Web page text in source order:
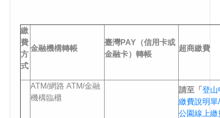
繳
費
方
式
金融機構轉帳
臺灣PAY（信用卡或
金融卡）轉帳
超商繳費
ATM/網路 ATM/金融
機構臨櫃
請至「 登山
繳費說明單
公園線上繳